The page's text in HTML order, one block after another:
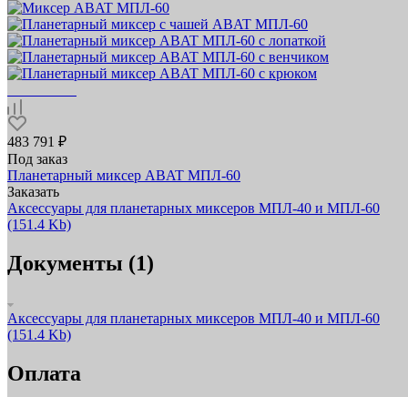
483 791 ₽
Под заказ
Планетарный миксер ABAT МПЛ‑60
Заказать
Аксессуары для планетарных миксеров МПЛ-40 и МПЛ-60
(151.4 Kb)
Документы (1)
Аксессуары для планетарных миксеров МПЛ-40 и МПЛ-60
(151.4 Kb)
Оплата